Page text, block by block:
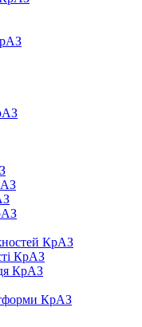
КрАЗ
КрАЗ
КрАЗ
КрАЗ